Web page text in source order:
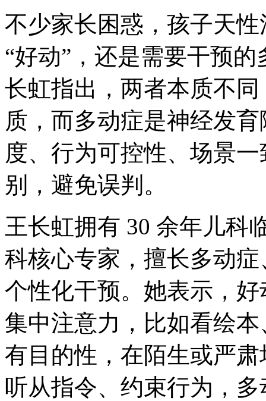
不少家长困惑，孩子天
“好动”，还是需要干预
长虹指出，两者本质不
质，而多动症是神经发
度、行为可控性、场景
别，避免误判。
王长虹拥有 30 余年儿科
科核心专家，擅长多动
个性化干预。她表示，
集中注意力，比如看绘
有目的性，在陌生或严
听从指令、约束行为，